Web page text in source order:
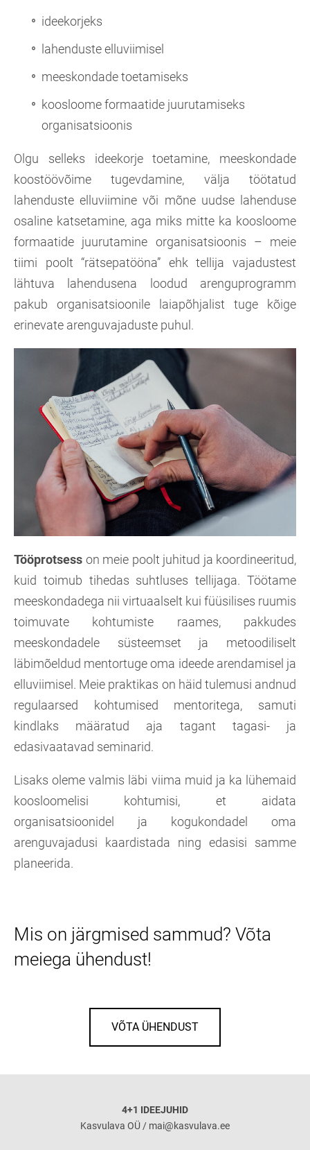
ideekorjeks
lahenduste elluviimisel
meeskondade toetamiseks
koosloome formaatide juurutamiseks
organisatsioonis
Olgu selleks ideekorje toetamine, meeskondade
koostöövõime tugevdamine, välja töötatud
lahenduste elluviimine või mõne uudse lahenduse
osaline katsetamine, aga miks mitte ka koosloome
formaatide juurutamine organisatsioonis – meie
tiimi poolt “rätsepatööna” ehk tellija vajadustest
lähtuva lahendusena loodud arenguprogramm
pakub organisatsioonile laiapõhjalist tuge kõige
erinevate arenguvajaduste puhul.
Tööprotsess on meie poolt juhitud ja koordineeritud,
kuid toimub tihedas suhtluses tellijaga. Töötame
meeskondadega nii virtuaalselt kui füüsilises ruumis
toimuvate kohtumiste raames, pakkudes
meeskondadele süsteemset ja metoodiliselt
läbimõeldud mentortuge oma ideede arendamisel ja
elluviimisel. Meie praktikas on häid tulemusi andnud
regulaarsed kohtumised mentoritega, samuti
kindlaks määratud aja tagant tagasi- ja
edasivaatavad seminarid.
Lisaks oleme valmis läbi viima muid ja ka lühemaid
koosloomelisi kohtumisi, et aidata
organisatsioonidel ja kogukondadel oma
arenguvajadusi kaardistada ning edasisi samme
planeerida.
Mis on järgmised sammud? Võta
meiega ühendust!
VÕTA ÜHENDUST
4+1 IDEEJUHID
Kasvulava OÜ / mai@kasvulava.ee